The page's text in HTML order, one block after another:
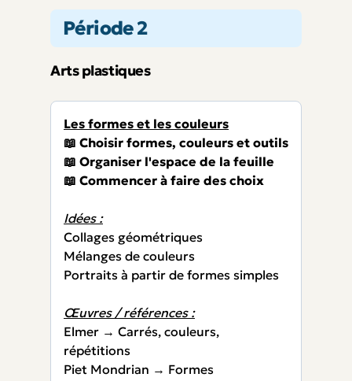
Période 2
Arts plastiques
Les formes et les couleurs
📖 Choisir formes, couleurs et outils
📖 Organiser l'espace de la feuille
📖 Commencer à faire des choix
Idées :
Collages géométriques
Mélanges de couleurs
Portraits à partir de formes simples
Œuvres / références :
Elmer → Carrés, couleurs,
répétitions
Piet Mondrian → Formes